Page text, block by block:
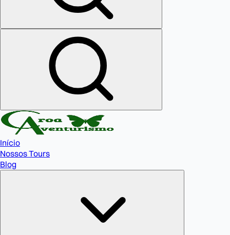
Início
Nossos Tours
Blog